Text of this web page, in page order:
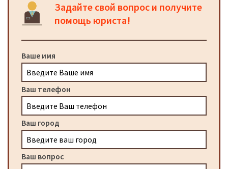
Задайте свой вопрос и получите
помощь юриста!
Ваше имя
Ваш телефон
Ваш город
Ваш вопрос